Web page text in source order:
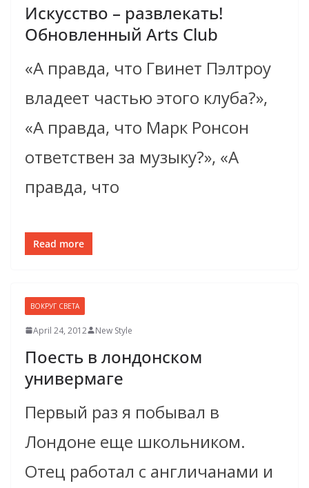
Искусство – развлекать!
Обновлен­ный Arts Club
«А правда, что Гвинет Пэлтроу
владеет частью этого клуба?»,
«А правда, что Марк Ронсон
ответствен за музыку?», «А
правда, что
Read more
ВОКРУГ СВЕТА
April 24, 2012 New Style
Поесть в лондонском
универмаге
Первый раз я побывал в
Лондоне еще школьником.
Отец работал с англичанами и